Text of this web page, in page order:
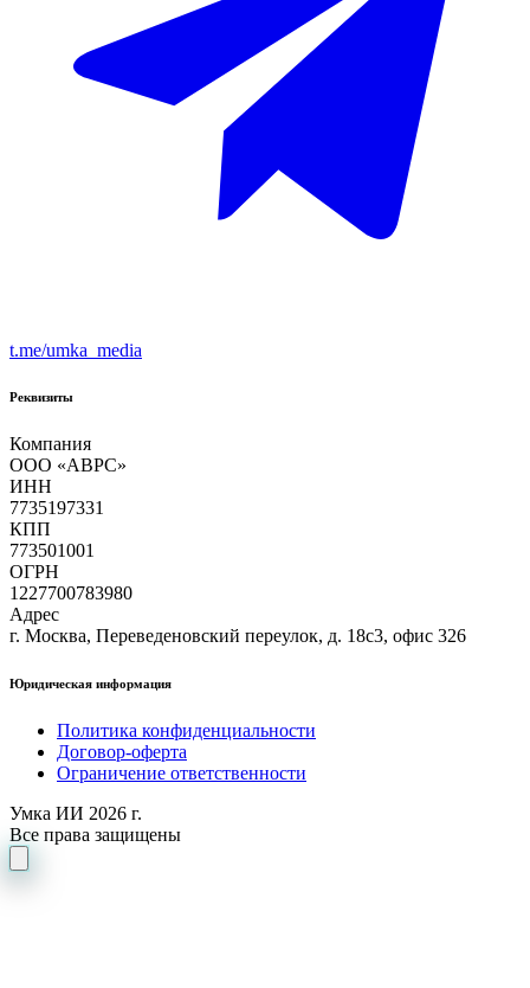
t.me/umka_media
Реквизиты
Компания
ООО «ABPC»
ИНН
7735197331
КПП
773501001
ОГРН
1227700783980
Адрес
г. Москва, Переведеновский переулок, д. 18с3, офис 326
Юридическая информация
Политика конфиденциальности
Договор-оферта
Ограничение ответственности
Умка ИИ 2026 г.
Все права защищены